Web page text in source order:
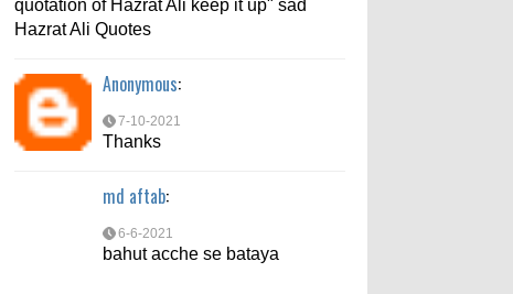
7-10-2021
Thanks
md aftab:
6-6-2021
bahut acche se bataya
quotation of Hazrat Ali keep it up" sad
Hazrat Ali Quotes
Anonymous:
7-10-2021
Thanks
md aftab:
6-6-2021
bahut acche se bataya